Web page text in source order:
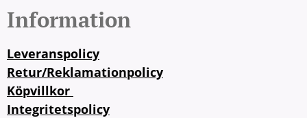
Information
Leveranspolicy
Retur/Reklamationpolicy
Köpvillkor
Integritetspolicy